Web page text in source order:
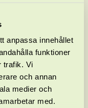
anpassa innehållet
funktioner
trafik. Vi
och annan
medier och
med.